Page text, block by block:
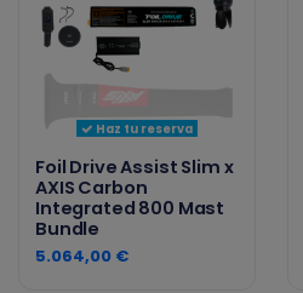
Haz tu reserva
Foil Drive Assist Slim x
AXIS Carbon
Integrated 800 Mast
Bundle
5.064,00 €